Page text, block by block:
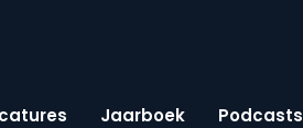
Jaarboek Podcasts